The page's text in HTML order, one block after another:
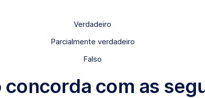
Verdadeiro
Parcialmente verdadeiro
Falso
com as